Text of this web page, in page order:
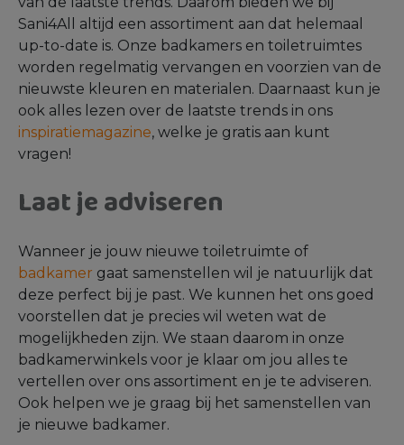
Laat je inspireren
door onze stijlvolle binnenkijkers
Hotel chique badkamer en toiletruimte